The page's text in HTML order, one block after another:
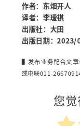
作者：东畑开人
译者：李瑷祺
出版社：大田
出版日期：
▌发布业务配合文
或电联011-
您觉